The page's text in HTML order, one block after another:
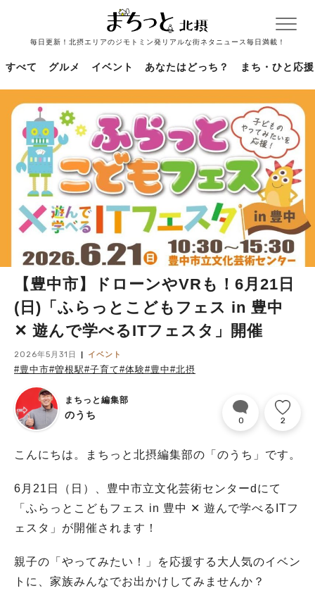
毎日更新！北摂エリアのジモトミン発リアルな街ネタニュース毎日満載！
すべて グルメ イベント あなたはどっち？ まち・ひと応援
【豊中市】ドローンやVRも！6月21日
(日)「ふらっとこどもフェス in 豊中
✕ 遊んで学べるITフェスタ」開催
2026年5月31日 イベント
#豊中市#曽根駅#子育て#体験#豊中#北摂
まちっと編集部
のうち 0 2
こんにちは。まちっと北摂編集部の「のうち」です。
6月21日（日）、豊中市立文化芸術センターdにて
「ふらっとこどもフェス in 豊中 ✕ 遊んで学べるITフ
ェスタ」が開催されます！
親子の「やってみたい！」を応援する大人気のイベン
トに、家族みんなでお出かけしてみませんか？